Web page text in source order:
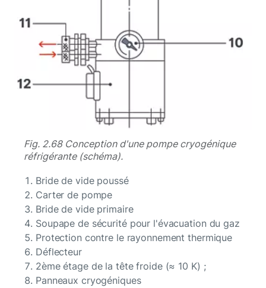
Fig. 2.68 Conception d'une pompe cryogénique
réfrigérante (schéma).
Bride de vide poussé
Carter de pompe
Bride de vide primaire
Soupape de sécurité pour l'évacuation du gaz
Protection contre le rayonnement thermique
Déflecteur
2ème étage de la tête froide (≈ 10 K) ;
Panneaux cryogéniques